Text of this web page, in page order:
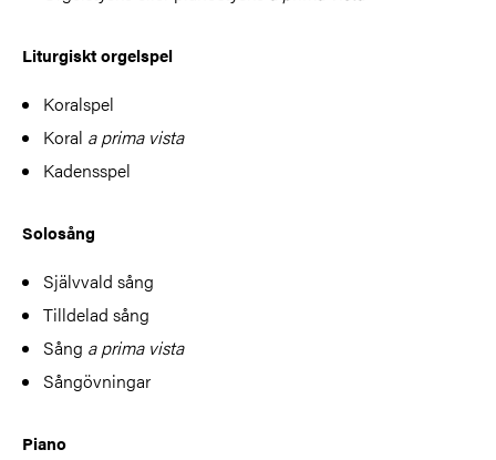
Liturgiskt orgelspel
Koralspel
Koral a prima vista
Kadensspel
Solosång
Självvald sång
Tilldelad sång
Sång a prima vista
Sångövningar
Piano